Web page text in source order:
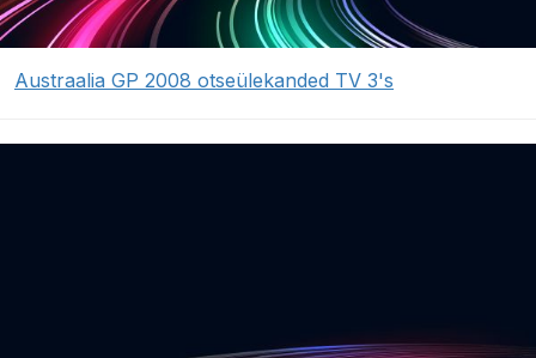
Austraalia GP 2008 otseülekanded TV 3's